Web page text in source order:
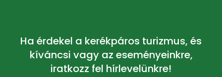
Ha érdekel a kerékpáros turizmus, és
kíváncsi vagy az eseményeinkre,
iratkozz fel hírlevelünkre!